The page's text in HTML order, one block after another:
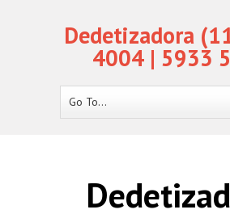
Dedetizadora
4004 | 5933
Go To...